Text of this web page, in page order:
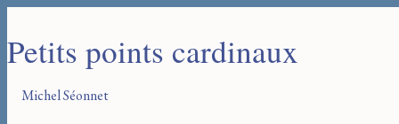
Petits points cardinaux
Michel Séonnet